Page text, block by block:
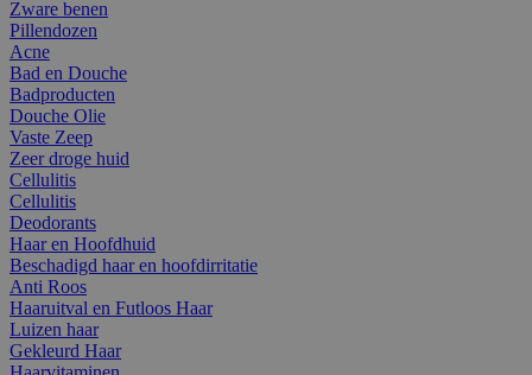
Zware benen
Pillendozen
Acne
Bad en Douche
Badproducten
Douche Olie
Vaste Zeep
Zeer droge huid
Cellulitis
Cellulitis
Deodorants
Haar en Hoofdhuid
Beschadigd haar en hoofdirritatie
Anti Roos
Haaruitval en Futloos Haar
Luizen haar
Gekleurd Haar